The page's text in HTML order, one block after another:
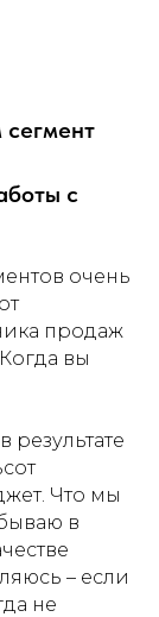
с
очень
продаж
вы
Что мы
в
– если
не